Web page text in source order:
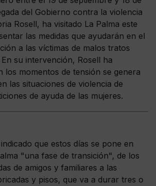
del Gobierno contra la violencia
Rosell, ha visitado La Palma este
las medidas que ayudarán en el
a las víctimas de malos tratos
su intervención, Rosell ha
los momentos de tensión se genera
las situaciones de violencia de
de ayuda de las mujeres.
que estos días se pone en
"una fase de transición", de los
de amigos y familiares a las
y pisos, que va a durar tres o